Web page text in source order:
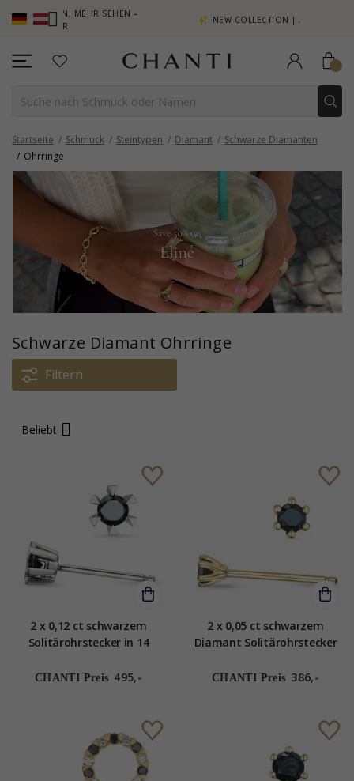
MEHR SEHEN –
HIER
NEW COLLECTION | AURA
Startseite Schmuck Steintypen Diamant
Schwarze Diamanten
Ohrringe
Schwarze Diamant Ohrringe
Filtern
Beliebt
2 x 0,12 ct schwarzem
Solitärohrstecker in 14
Diamant
CHANTI Preis 495,-
2 x 0,05 ct schwarzem
Diamant Solitärohrstecker
schwarz Diamant
CHANTI Preis 386,-